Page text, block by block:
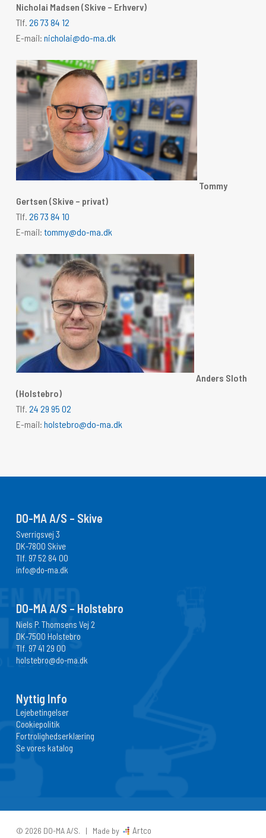
Nicholai Madsen (Skive – Erhverv)
Tlf. 26 73 84 12
E-mail: nicholai@do-ma.dk
Tommy
Gertsen (Skive – privat)
Tlf. 26 73 84 10
E-mail: tommy@do-ma.dk
Anders Sloth
(Holstebro)
Tlf. 24 29 95 02
E-mail: holstebro@do-ma.dk
DO-MA A/S – Skive
Sverrigsvej 3
DK-7800 Skive
Tlf. 97 52 84 00
info@do-ma.dk
DO-MA A/S – Holstebro
Niels P. Thomsens Vej 2
DK-7500 Holstebro
Tlf. 97 41 29 00
holstebro@do-ma.dk
Nyttig Info
Lejebetingelser
Cookiepolitik
Fortrolighedserklæring
Se vores katalog
© 2026 DO-MA A/S. | Made by Artco